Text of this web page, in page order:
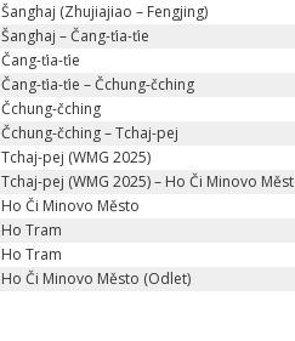
Šanghaj (Zhujiajiao – Fengjing)
Šanghaj – Čang-ťia-ťie
Čang-ťia-ťie
Čang-ťia-ťie – Čchung-čching
Čchung-čching
Čchung-čching – Tchaj-pej
Tchaj-pej (WMG 2025)
Tchaj-pej (WMG 2025) – Ho Či Minovo
Ho Či Minovo Město
Ho Tram
Ho Tram
Ho Či Minovo Město (Odlet)